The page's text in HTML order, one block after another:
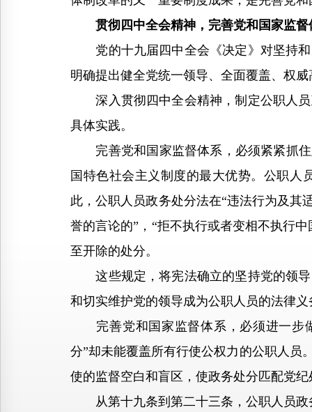
贯彻四中全会精神，完善党和国家监督
党的十九届四中全会《决定》对坚持和
明确提出健全党统一领导、全面覆盖、权
深入贯彻四中全会精神，制定公职人员
具体实践。
完善党和国家监督体系，必须紧紧抓住
国特色社会主义制度的最大优势。公职人
此，公职人员政务处分法在“违法行为及其
誉的言论的”，“拒不执行或者变相不执行
至开除的处分。
这些规定，将宪法确立的坚持党的领导
和切实维护党的领导成为公职人员的法律
完善党和国家监督体系，必须进一步
分”却未能覆盖所有行使公权力的公职人员
使的监督空白和盲区，使政务处分匹配党
从第十九条到第二十三条，公职人员政